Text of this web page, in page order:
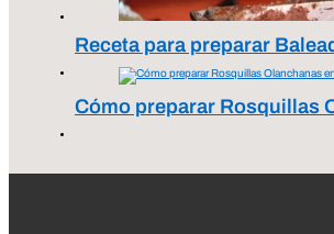
Receta para preparar
Cómo preparar Rosquillas